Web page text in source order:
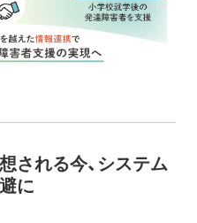
される今、システム
に